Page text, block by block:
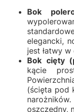
Bok
elegancki,
jest łatwy
Bok cięty
kącie
(ścięta pod
oszczędny,